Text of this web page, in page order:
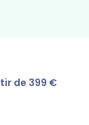
de 399 €